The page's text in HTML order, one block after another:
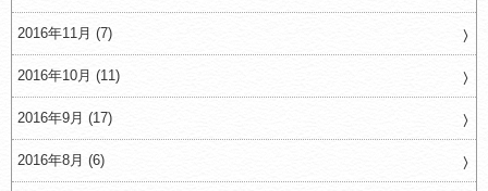
2016年11月 (7)
2016年10月 (11)
2016年9月 (17)
2016年8月 (6)